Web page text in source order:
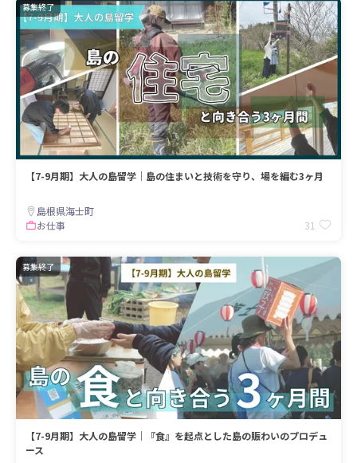
募集終了
【7-9月期】大人の島留学｜島の住まいと技術を守り、場を編む3ヶ月
島根県海士町
お仕事
31
募集終了
【7-9月期】大人の島留学｜『食』を起点とした島の賑わいのプロデュ
ース